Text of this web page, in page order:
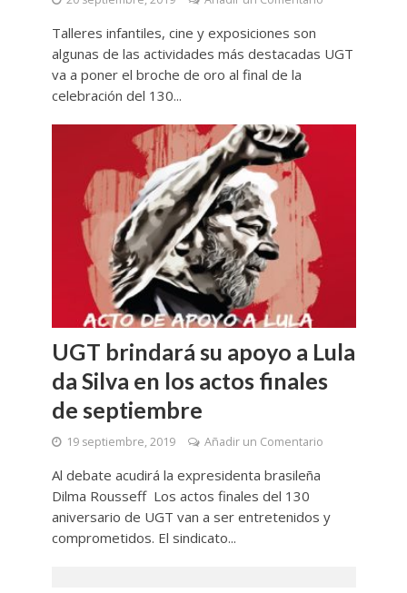
Talleres infantiles, cine y exposiciones son
algunas de las actividades más destacadas UGT
va a poner el broche de oro al final de la
celebración del 130...
UGT brindará su apoyo a Lula
da Silva en los actos finales
de septiembre
19 septiembre, 2019 Añadir un Comentario
Al debate acudirá la expresidenta brasileña
Dilma Rousseff Los actos finales del 130
aniversario de UGT van a ser entretenidos y
comprometidos. El sindicato...